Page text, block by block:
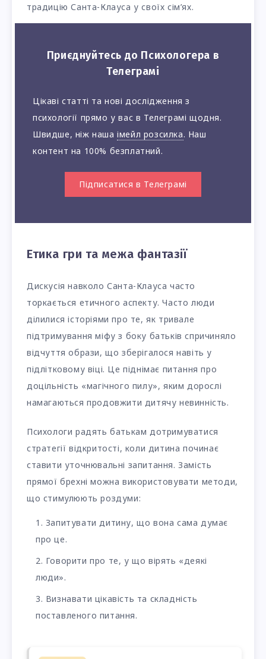
традицію Санта-Клауса у своїх сім’ях.
Приєднуйтесь до Психологера в
Телеграмі
Цікаві статті та нові дослідження з
психології прямо у вас в Телеграмі щодня.
Швидше, ніж нашаімейл розсилка. Наш
контент на 100% безплатний.
Підписатися в Телеграмі
Етика гри та межа фантазії
Дискусія навколо Санта-Клауса часто
торкається етичного аспекту. Часто люди
ділилися історіями про те, як тривале
підтримування міфу з боку батьків спричиняло
відчуття образи, що зберігалося навіть у
підлітковому віці. Це піднімає питання про
доцільність «магічного пилу», яким дорослі
намагаються продовжити дитячу невинність.
Психологи радять батькам дотримуватися
стратегії відкритості, коли дитина починає
ставити уточнювальні запитання. Замість
прямої брехні можна використовувати методи,
що стимулюють роздуми:
Запитувати дитину, що вона сама думає
про це.
Говорити про те, у що вірять «деякі
люди».
Визнавати цікавість та складність
поставленого питання.